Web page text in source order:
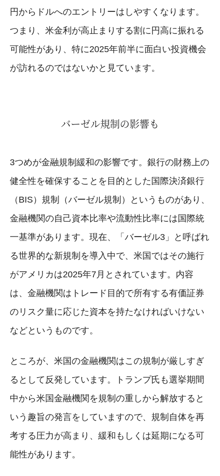
円からドルへのエントリーはしやすくなります。
つまり、米金利が高止まりする割に円高に振れる
可能性があり、特に2025年前半に面白い投資機会
が訪れるのではないかと見ています。
バーゼル規制の影響も
3つめが金融規制緩和の影響です。銀行の財務上の
健全性を確保することを目的とした国際決済銀行
（BIS）規制（バーゼル規制）というものがあり、
金融機関の自己資本比率や流動性比率には国際統
一基準があります。現在、「バーゼル3」と呼ばれ
る世界的な新規制を導入中で、米国ではその施行
がアメリカは2025年7月とされています。内容
は、金融機関はトレード目的で所有する有価証券
のリスク量に応じた資本を持たなければいけない
などというものです。
ところが、米国の金融機関はこの規制が厳しすぎ
るとして反発しています。トランプ氏も選挙期間
中から米国金融機関を規制の重しから解放すると
いう趣旨の発言をしていますので、規制自体を再
考する圧力が高まり、緩和もしくは延期になる可
能性があります。